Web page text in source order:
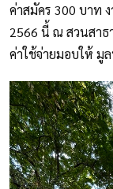
ค่าสมัคร 300 บาท
2566 นี้ ณ สวนสาธ
ค่าใช้จ่ายมอบให้ มู